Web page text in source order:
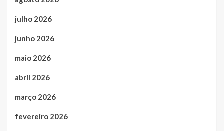
julho 2026
junho 2026
maio 2026
abril 2026
março 2026
fevereiro 2026